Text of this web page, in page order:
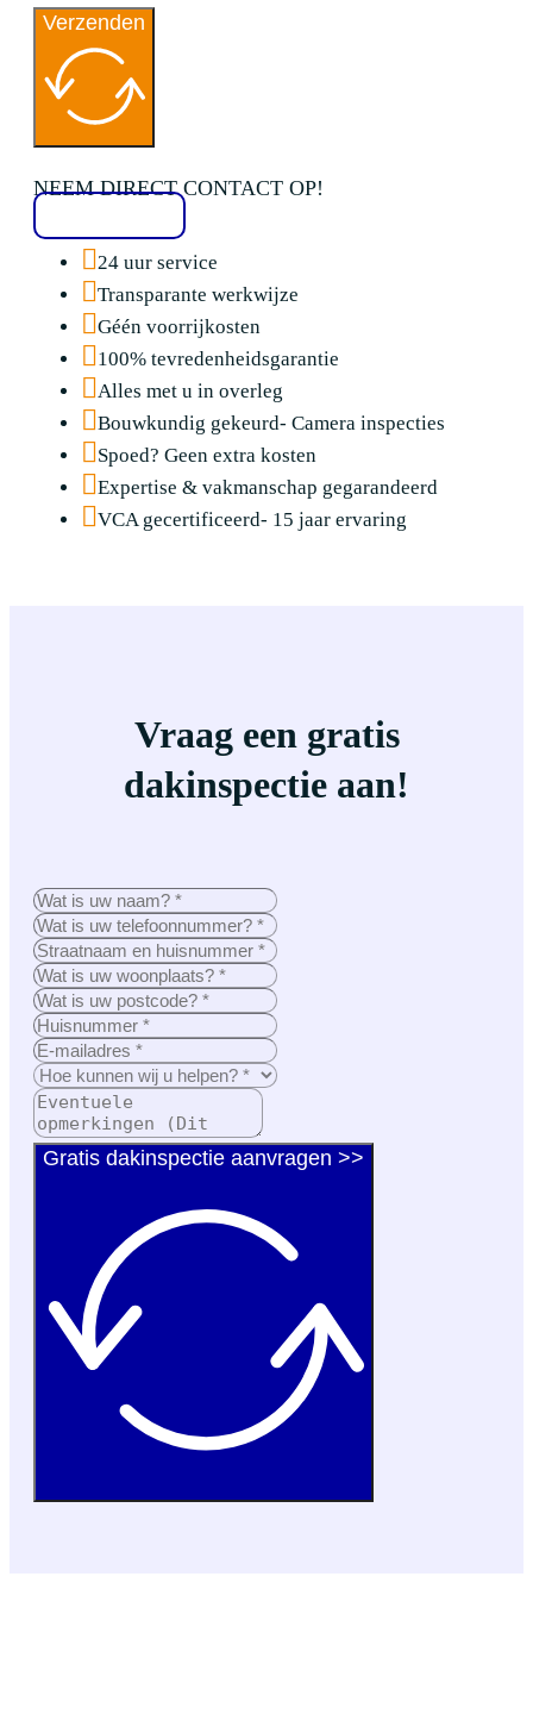
Verzenden
NEEM DIRECT CONTACT OP!
24 uur service
Transparante werkwijze
Géén voorrijkosten
100% tevredenheidsgarantie
Alles met u in overleg
Bouwkundig gekeurd- Camera inspecties
Spoed? Geen extra kosten
Expertise & vakmanschap gegarandeerd
VCA gecertificeerd- 15 jaar ervaring
Vraag een gratis
dakinspectie aan!
Gratis dakinspectie aanvragen >>